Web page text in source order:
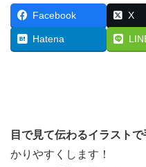
Facebook X
Hatena
目で見て伝わるイラストで
かりやすくします！